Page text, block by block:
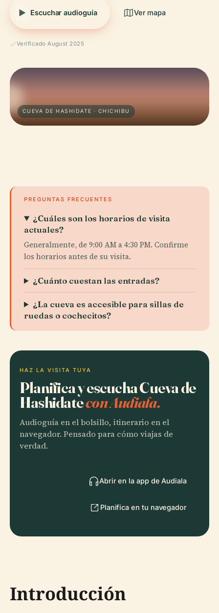
Escuchar audioguía Ver mapa
Verificado August 2025
CUEVA DE HASHIDATE · CHICHIBU
PREGUNTAS FRECUENTES
¿Cuáles son los horarios de visita
actuales?
Generalmente, de 9:00 AM a 4:30 PM. Confirme
los horarios antes de su visita.
¿Cuánto cuestan las entradas?
¿La cueva es accesible para sillas de
ruedas o cochecitos?
HAZ LA VISITA TUYA
Planifica y escucha Cueva de
Hashidatecon Audiala.
Audioguía en el bolsillo, itinerario en el
navegador. Pensado para cómo viajas de
verdad.
Abrir en la app de Audiala
Planifica en tu navegador
Introducción